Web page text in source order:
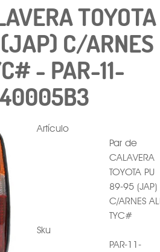
TOYOTA
C/ARNES
- PAR-11-
Artículo
Par de
CALAVERA
TOYOTA PU
89-95 (JAP)
C/ARNES
TYC#
Sku
PAR-11-